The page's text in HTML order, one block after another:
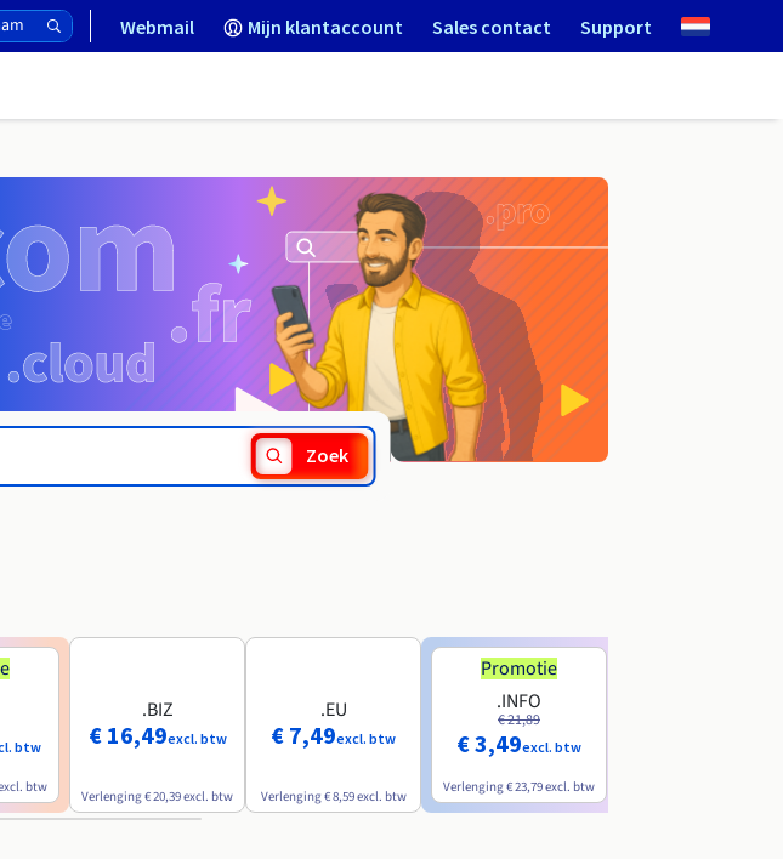
Webmail Mijn klantaccount Sales contact Support
Zoek
btw
btw
.BIZ
€ 16,49excl. btw
Verlenging € 20,39excl. btw
.EU
€ 7,49excl. btw
Verlenging € 8,59excl. btw
Promotie
.INFO
€ 21,89
€ 3,49excl. btw
Verlenging € 23,79excl. btw